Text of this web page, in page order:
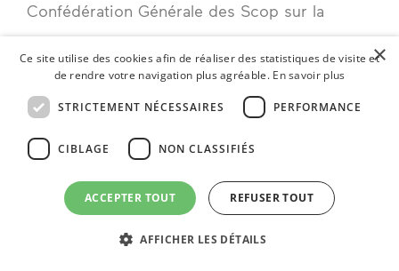
Confédération Générale des Scop sur la
question de la « citoyenneté économique » et
qui a co-dirigé la réalisation d’unouvrage
collectifsur le sujet.
LinkedIn
Bluesky
Mastodon
Email
×
Ce site utilise des cookies afin de réaliser des statistiques de visite et
de rendre votre navigation plus agréable. En savoir plus
STRICTEMENT NÉCESSAIRES PERFORMANCE
CIBLAGE NON CLASSIFIÉS
ACCEPTER TOUT REFUSER TOUT
AFFICHER LES DÉTAILS